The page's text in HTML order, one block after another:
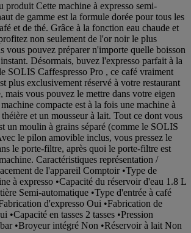
produit Cette machine à expresso semi-
de gamme est la formule dorée pour tous les
et de thé. Grâce à la fonction eau chaude et
non seulement de l'or noir le plus
vous pouvez préparer n'importe quelle boisson
Désormais, buvez l'expresso parfait à la
SOLIS Caffespresso Pro , ce café vraiment
plus exclusivement réservé à votre restaurant
mais vous pouvez le mettre dans votre eigen
compacte est à la fois une machine à
et un mousseur à lait. Tout ce dont vous
un moulin à grains séparé (comme le SOLIS
le pilon amovible inclus, vous pressez le
le porte-filtre, après quoi le porte-filtre est
Caractéristiques représentation /
de l'appareil Comptoir •Type de
à expresso •Capacité du réservoir d'eau 1.8 L
Semi-automatique •Type d'entrée à café
d'expresso Oui •Fabrication de
•Capacité en tasses 2 tasses •Pression
•Broyeur intégré Non •Réservoir à lait Non